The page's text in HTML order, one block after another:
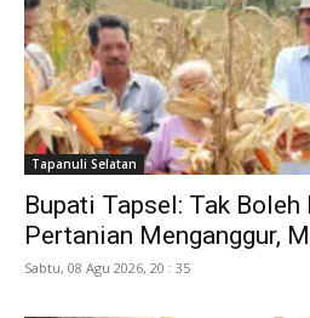
Tapanuli Selatan
Bupati Tapsel: Tak Boleh
Pertanian Menganggur,
Sabtu, 08 Agu 2026, 20 : 35